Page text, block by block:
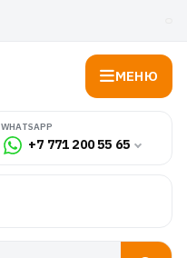
МЕНЮ
WHATSAPP
+7 771 200 55 65